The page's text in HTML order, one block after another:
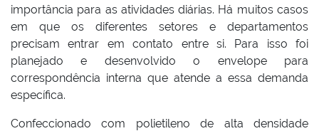
importância para as atividades diárias. Há muitos casos
em que os diferentes setores e departamentos
precisam entrar em contato entre si. Para isso foi
planejado e desenvolvido o envelope para
correspondência interna que atende a essa demanda
específica.
Confeccionado com polietileno de alta densidade